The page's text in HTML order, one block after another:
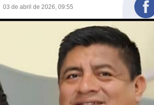
03 de abril de 2026, 09:55